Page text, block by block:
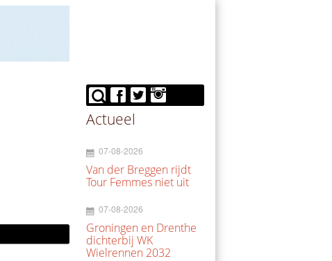
Actueel
07-08-2026
Van der Breggen rijdt
Tour Femmes niet uit
07-08-2026
Groningen en Drenthe
dichterbij WK
Wielrennen 2032